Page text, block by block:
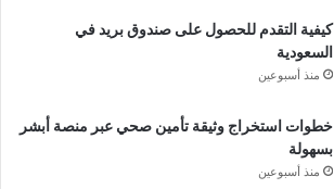
كيفية التقدم للحصول على صندوق بريد في
السعودية
منذ أسبوعين
خطوات استخراج وثيقة تأمين صحي عبر منصة أبشر
بسهولة
منذ أسبوعين